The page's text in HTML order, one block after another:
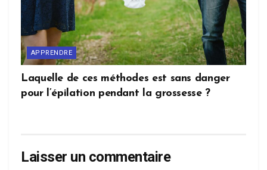
APPRENDRE
Laquelle de ces méthodes est sans danger
pour l’épilation pendant la grossesse ?
Laisser un commentaire